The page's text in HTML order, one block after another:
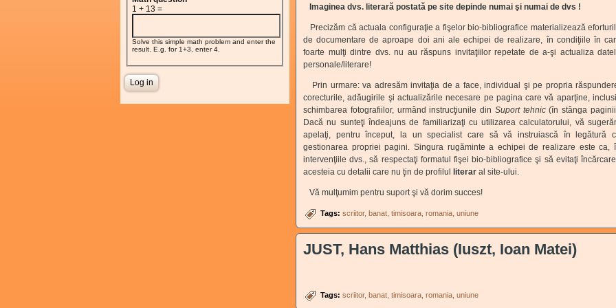
1 + 13 =
Solve this simple math problem and enter the
result. E.g. for 1+3, enter 4.
Imaginea dvs. literară postată pe site depinde numai şi numai de dvs !
Precizăm că actuala configuraţie a fişelor bio-bibliografice materializează
de documentare de aproape doi ani ale echipei de realizare, în condiţiile în
foarte mulţi dintre dvs. nu au răspuns invitaţiilor repetate de a-şi actualiza
personale/literare!
Prin urmare: va adresăm invitaţia de a face, individual şi pe propria
corecturile, adăugirile şi actualizările necesare pe pagina care vă aparţine,
schimbarea fotografiilor, urmând instrucţiunile din Suport tehnic(în stânga
Dacă nu sunteţi îndeajuns de familiarizaţi cu utilizarea calculatorului, vă
apelaţi, pentru început, la un specialist care să vă instruiască în legătură
gestionarea propriei pagini. Singura rugăminte a echipei de realizare este ca,
intervenţiile dvs., să respectaţi formatul fişei bio-bibliografice şi să evitaţi
acesteia cu detalii care nu ţin de profilul
literar al site-ului.
Vă mulţumim pentru suport şi vă dorim succes!
Tags: scriitor banat timisoara romania uniune
JUST, Hans Matthias (Iuszt, Ioan Matei)
Tags: scriitor banat timisoara romania uniune